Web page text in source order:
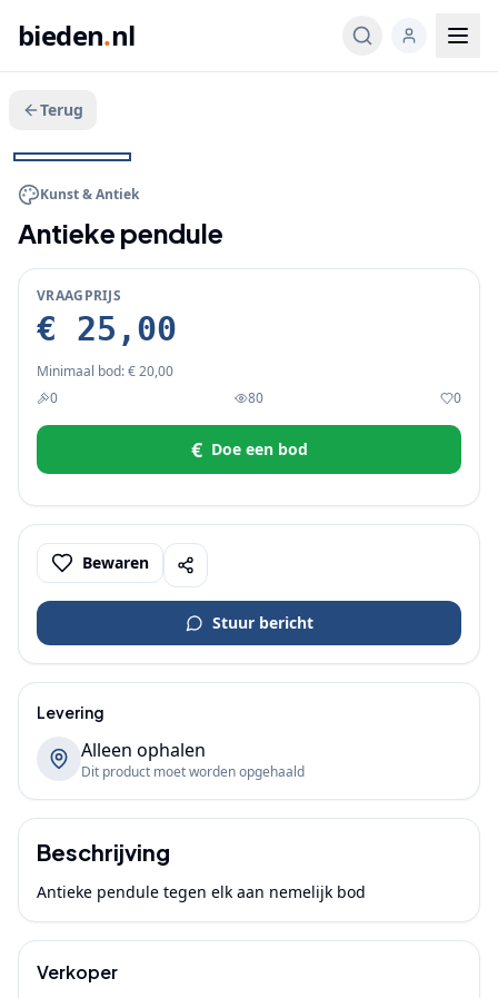
bieden.nl
Terug
Veeg voor meer
Kunst & Antiek
Antieke pendule
VRAAGPRIJS
€ 25,00
Minimaal bod:€ 20,00
0
80 0
€ Doe een bod
Bewaren
Stuur bericht
Levering
Alleen ophalen
Dit product moet worden opgehaald
Beschrijving
Antieke pendule tegen elk aan nemelijk bod
Verkoper